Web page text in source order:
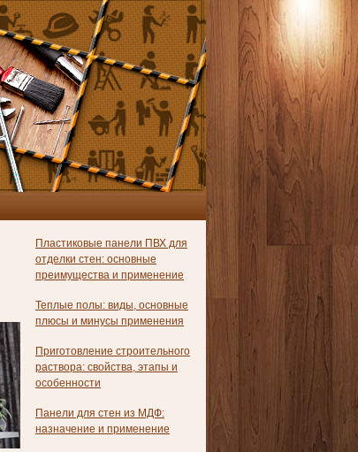
Пластиковые панели ПВХ для
отделки стен: основные
преимущества и применение
Теплые полы: виды, основные
плюсы и минусы применения
Приготовление строительного
раствора: свойства, этапы и
особенности
Панели для стен из МДФ:
назначение и применение